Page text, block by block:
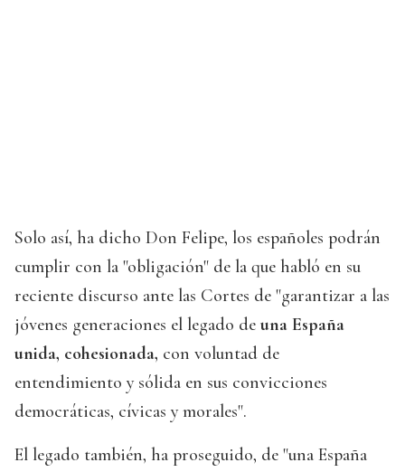
Solo así, ha dicho Don Felipe, los españoles podrán
cumplir con la "obligación" de la que habló en su
reciente discurso ante las Cortes de "garantizar a las
jóvenes generaciones el legado de una España
unida, cohesionada, con voluntad de
entendimiento y sólida en sus convicciones
democráticas, cívicas y morales".
El legado también, ha proseguido, de "una España